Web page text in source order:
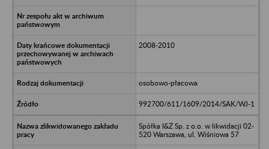
2008-2010
osobowo-płacowa
992700/611/1609/2014/SAK/WJ-1
Spółka I&Z Sp. z o.o. w likwidacji 02-
520 Warszawa, ul. Wiśniowa 57